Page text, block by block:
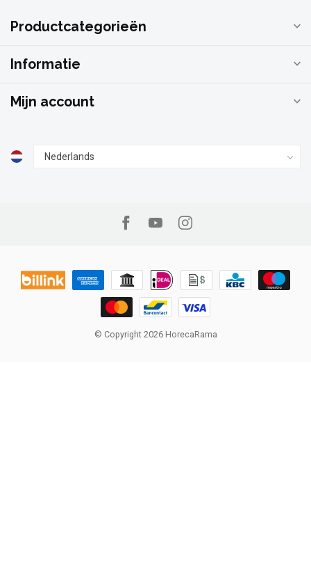
Productcategorieën
Informatie
Mijn account
© Copyright 2026 HorecaRama